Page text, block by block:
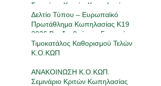
Σεμινάριο Κριτών Κωπηλασίας
2026
Δελτίο Τύπου – Ευρωπαϊκό
Πρωτάθλημα Κωπηλασίας Κ19
2026 Βραδεμβούργο, Γερμανία |
23-24 Μαΐου 2026
Τιμοκατάλος Καθορισμού Τελών
Κ.Ο.ΚΩΠ
ΑΝΑΚΟΙΝΩΣΗ Κ.Ο.ΚΩΠ.
Σεμινάριο Κριτών Κωπηλασίας